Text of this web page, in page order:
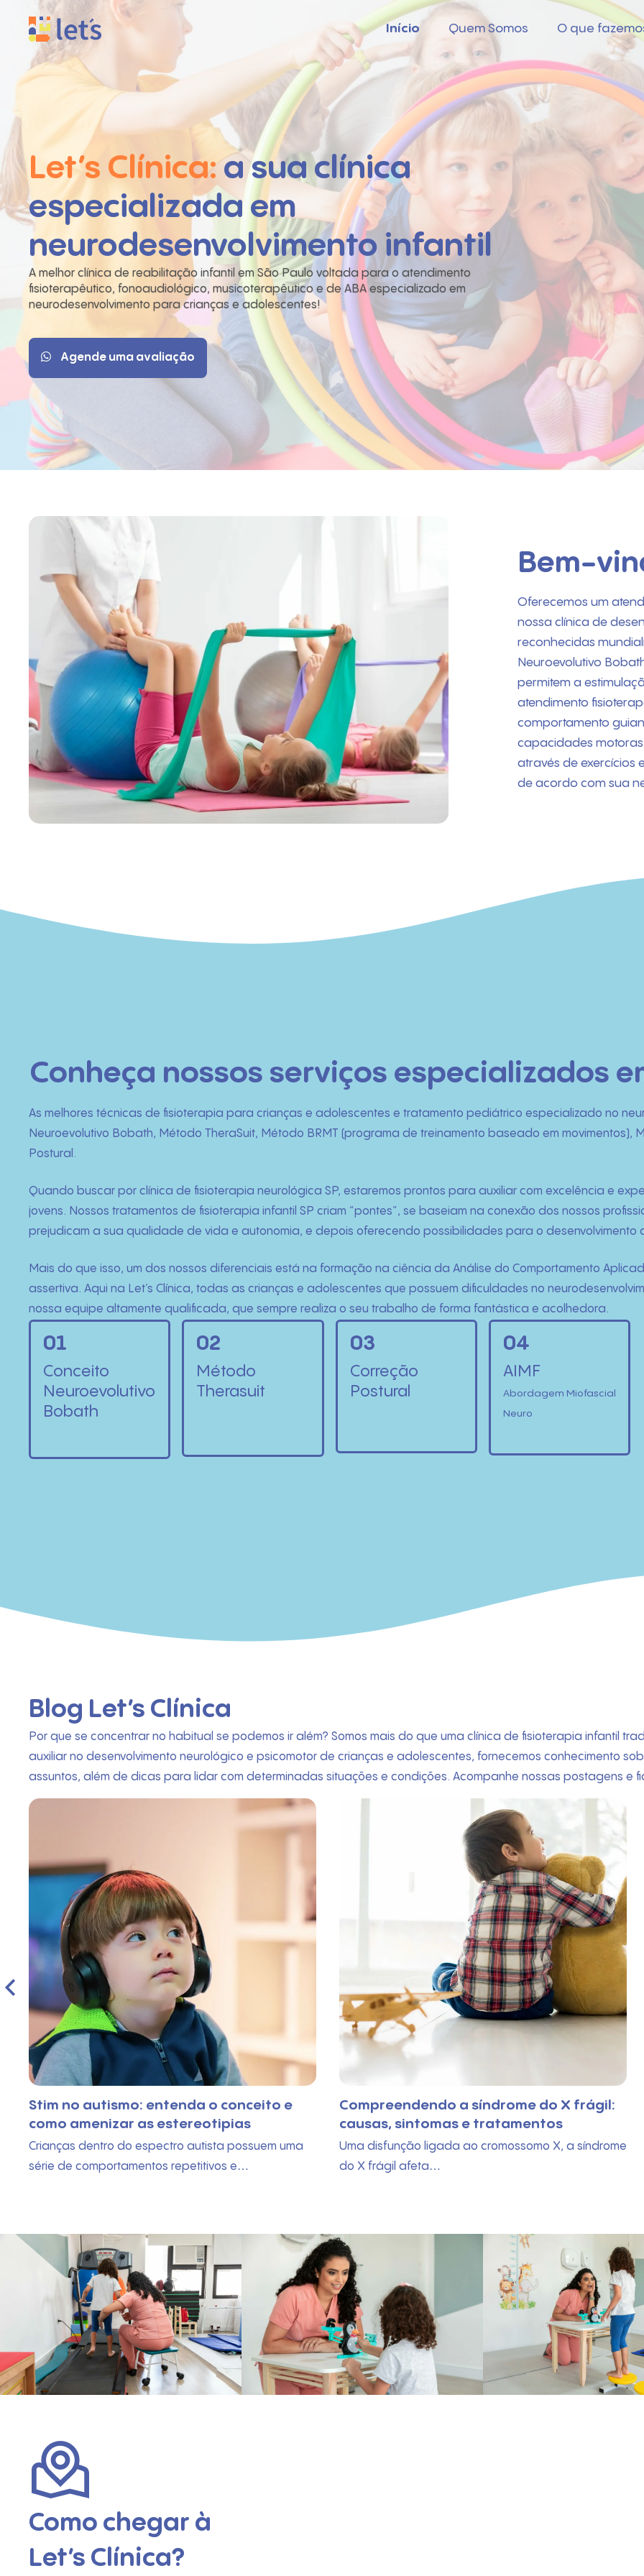
Início Quem Somos O que
Let’s Clínica:a sua clínica
especializada em
neurodesenvolvimento infantil
A melhor clínica de reabilitação infantil em São Paulo voltada para o atendimento
fisioterapêutico, fonoaudiológico, musicoterapêutico e de ABA especializado em
neurodesenvolvimento para crianças e adolescentes!
Agende uma avaliação
Bem-
Oferecemos um
nossa clínica de
reconhecidas
Neuroevolutivo
permitem a
atendimento
comportamento
capacidades
através de exercícios
de acordo com sua
Conheça nossos serviços especializados
As melhores técnicas de fisioterapia para crianças e adolescentes e tratamento pediátrico especializado no
Neuroevolutivo Bobath, Método TheraSuit, Método BRMT (programa de treinamento baseado em movimentos),
Postural.
Quando buscar por clínica de fisioterapia neurológica SP, estaremos prontos para auxiliar com excelência e
jovens. Nossos tratamentos de fisioterapia infantil SP criam “pontes”, se baseiam na conexão dos nossos
prejudicam a sua qualidade de vida e autonomia, e depois oferecendo possibilidades para o desenvolvimento
Mais do que isso, um dos nossos diferenciais está na formação na ciência da Análise do Comportamento
assertiva. Aqui na Let’s Clínica, todas as crianças e adolescentes que possuem dificuldades no
nossa equipe altamente qualificada, que sempre realiza o seu trabalho de forma fantástica e acolhedora.
01
Conceito
Neuroevolutivo
Bobath
02
Método
Therasuit
03
Correção
Postural
04
AIMF
Abordagem Miofascial
Neuro
Blog Let’s Clínica
Por que se concentrar no habitual se podemos ir além? Somos mais do que uma clínica de fisioterapia infantil
auxiliar no desenvolvimento neurológico e psicomotor de crianças e adolescentes, fornecemos conhecimento
assuntos, além de dicas para lidar com determinadas situações e condições. Acompanhe nossas postagens e
Stim no autismo: entenda o conceito e
como amenizar as estereotipias
Crianças dentro do espectro autista possuem uma
série de comportamentos repetitivos e…
Compreendendo a síndrome do X frágil:
causas, sintomas e tratamentos
Uma disfunção ligada ao cromossomo X, a síndrome
do X frágil afeta…
Como chegar à
Let’s Clínica?